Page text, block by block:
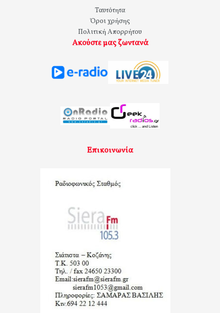
Ταυτότητα
Όροι χρήσης
Πολιτική Απορρήτου
Ακούστε μας ζωντανά
Επικοινωνία